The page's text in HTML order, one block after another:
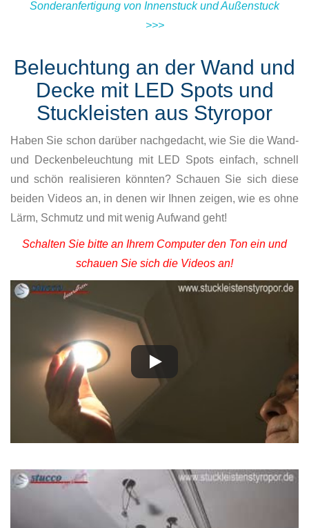
Sonderanfertigung von Innenstuck und Außenstuck
>>>
Beleuchtung an der Wand und
Decke mit LED Spots und
Stuckleisten aus Styropor
Haben Sie schon darüber nachgedacht, wie Sie die Wand-
und Deckenbeleuchtung mit LED Spots einfach, schnell
und schön realisieren könnten? Schauen Sie sich diese
beiden Videos an, in denen wir Ihnen zeigen, wie es ohne
Lärm, Schmutz und mit wenig Aufwand geht!
Schalten Sie bitte an Ihrem Computer den Ton ein und
schauen Sie sich die Videos an!